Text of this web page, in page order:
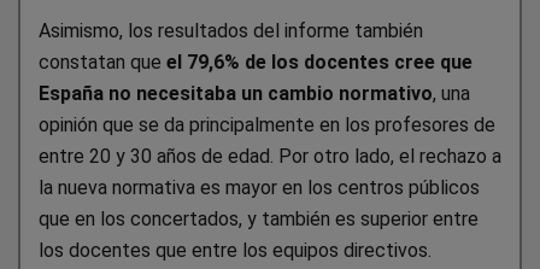
Asimismo, los resultados del informe también
constatan que el 79,6% de los docentes cree que
España no necesitaba un cambio normativo, una
opinión que se da principalmente en los profesores de
entre 20 y 30 años de edad. Por otro lado, el rechazo a
la nueva normativa es mayor en los centros públicos
que en los concertados, y también es superior entre
los docentes que entre los equipos directivos.